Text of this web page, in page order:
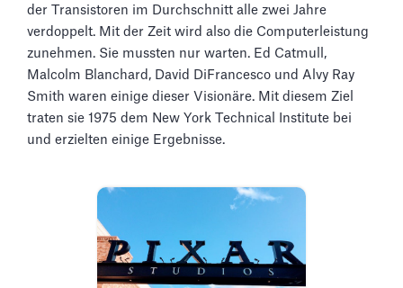
der Transistoren im Durchschnitt alle zwei Jahre
verdoppelt. Mit der Zeit wird also die Computerleistung
zunehmen. Sie mussten nur warten. Ed Catmull,
Malcolm Blanchard, David DiFrancesco und Alvy Ray
Smith waren einige dieser Visionäre. Mit diesem Ziel
traten sie 1975 dem New York Technical Institute bei
und erzielten einige Ergebnisse.